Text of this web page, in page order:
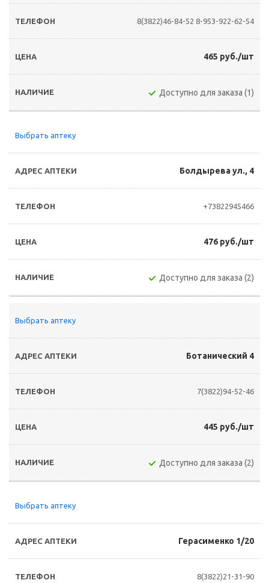
8(3822)46-84-52 8-953-922-62-54
465 руб./шт
Доступно для заказа (1)
Выбрать аптеку
Болдырева ул., 4
+73822945466
476 руб./шт
Доступно для заказа (2)
Выбрать аптеку
Ботанический 4
7(3822)94-52-46
445 руб./шт
Доступно для заказа (2)
Выбрать аптеку
Герасименко 1/20
8(3822)21-31-90